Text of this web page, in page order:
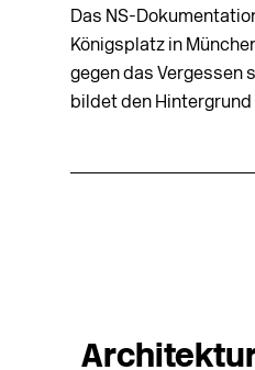
Das NS-
Königsplatz in
gegen das Vergessen
bildet den Hintergrund